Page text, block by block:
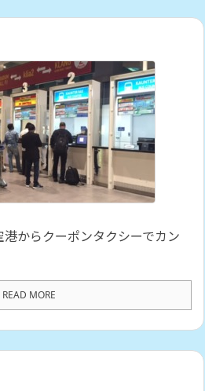
からクーポンタクシーでカン
READ MORE